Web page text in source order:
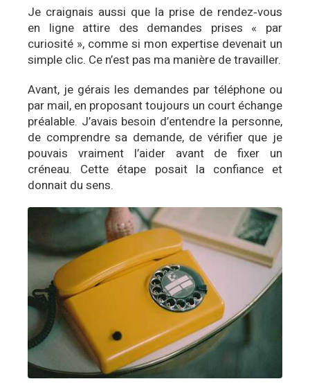
Je craignais aussi que la prise de rendez‑vous
en ligne attire des demandes prises « par
curiosité », comme si mon expertise devenait un
simple clic. Ce n’est pas ma manière de travailler.
Avant, je gérais les demandes par téléphone ou
par mail, en proposant toujours un court échange
préalable. J’avais besoin d’entendre la personne,
de comprendre sa demande, de vérifier que je
pouvais vraiment l’aider avant de fixer un
créneau. Cette étape posait la confiance et
donnait du sens.